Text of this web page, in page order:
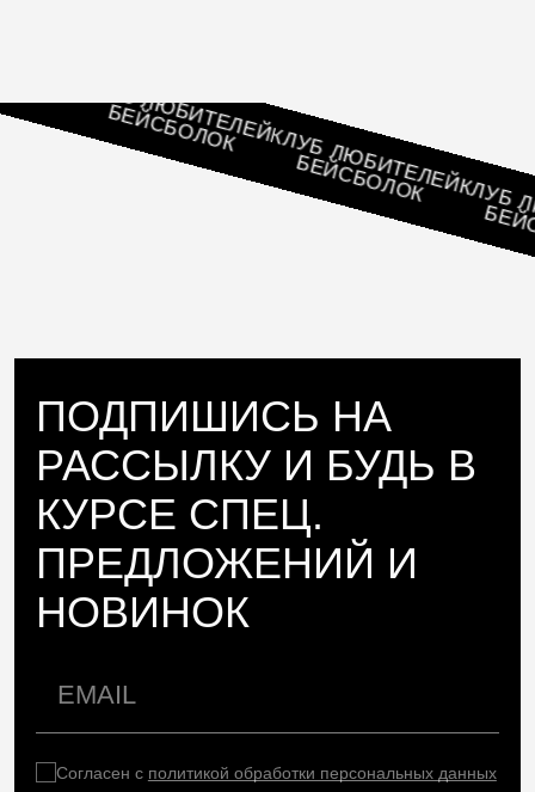
ПОДПИШИСЬ НА
РАССЫЛКУ И БУДЬ В
КУРСЕ СПЕЦ.
ПРЕДЛОЖЕНИЙ И
НОВИНОК
Согласен с политикой обработки персональных данных
КЛУБ ЛЮБИТЕЛЕЙ
БЕЙСБОЛОК КЛУБ ЛЮБИТЕЛЕЙ
БЕЙСБОЛОК КЛУБ